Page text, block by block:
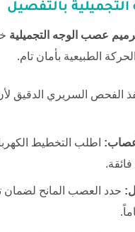
بالتفصيل
عصب الوجه التجميلية
الطبيعية بأمان تام.
الفحص السريري الدقيق
اطلب التخطيط
فائقة.
حدد العصب المانح لضمان